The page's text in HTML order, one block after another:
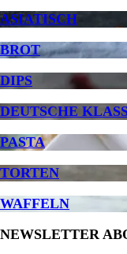
ASIATISCH
BROT
DIPS
DEUTSCHE
PASTA
TORTEN
WAFFELN
NEWSLETTER